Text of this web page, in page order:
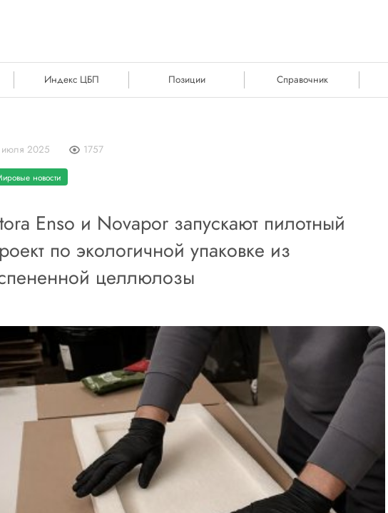
Индекс ЦБП Позиции Справочник
июля 2025 1757
новости
Enso и Novapor запускают пилотный
по экологичной упаковке из
целлюлозы